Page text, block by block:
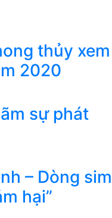
thủy xem
2020
sự phát
– Dòng sim
hại”